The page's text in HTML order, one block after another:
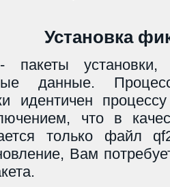
Установка
установки,
данные.
идентичен
что в
только файл
Вам